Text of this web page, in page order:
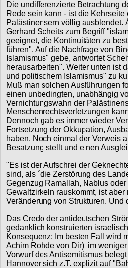
Die undifferenzierte Betrachtung
Rede sein kann - ist die
Palästinensern völlig ausblendet.
Gerhard Scheits zum Begriff
geeignet, die Kontinuitäten zu
führen". Auf die Nachfrage von
Islamismus" gebe, antwortet
herausarbeiten". Weiter unten ist
und politischem Islamismus" zu
Muß man solchen Ausführungen
einen unbedingten, unabhängig
Vernichtungswahn der
Menschenrechtsverletzungen
Dennoch gab es immer wieder
Fortsetzung der Okkupation,
haben. Noch einmal der Verweis
Besatzung stellt und einen
"Es ist der Aufschrei der
sind, als ´die Zerstörung des
Gegenzug Ramallah, Nablus
Gewaltzirkeln rauskommt, ist
Veränderung von Strukturen. Und
Das Credo der antideutschen
gedanklich konstruierten
Konsequenz: Im besten Fall wird
Achim Rohde von Dir), im
Vorwurf des Antisemitismus
Hannover sich z.T. explizit auf